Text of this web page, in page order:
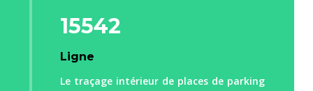
15542
Ligne
Le traçage intérieur de places de parking